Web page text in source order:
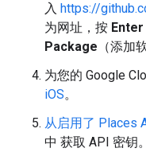
入 https://
为网址，按 Enter
Package （添加
为您的 Google
iOS。
从启用了 Places
中 获取 API 密钥。